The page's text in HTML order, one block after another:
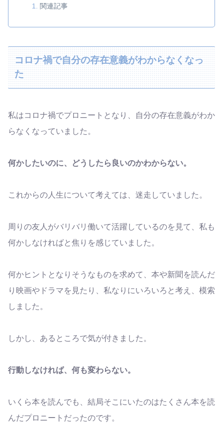
関連記事
コロナ禍で自分の存在意義がわからなくなっ
た
私はコロナ禍でプロニートとなり、自分の存在意義がわか
らなくなっていました。
何かしたいのに、どうしたら良いのかわからない。
これからの人生について考えては、迷走していました。
周りの友人がバリバリ働いて活躍しているのを見て、私も
何かしなければと焦りを感じていました。
何かヒントとなりそうなものを求めて、本や新聞を読んだ
り映画やドラマを見たり、私なりにいろいろと考え、模索
しました。
しかし、あるところで気が付きました。
行動しなければ、何も変わらない。
いくら本を読んでも、結局そこにいたのはたくさん本を読
んだプロニートだったのです。